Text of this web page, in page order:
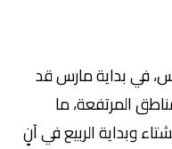
في بداية مارس قد
المرتفعة، ما
وبداية الربيع في آنٍ